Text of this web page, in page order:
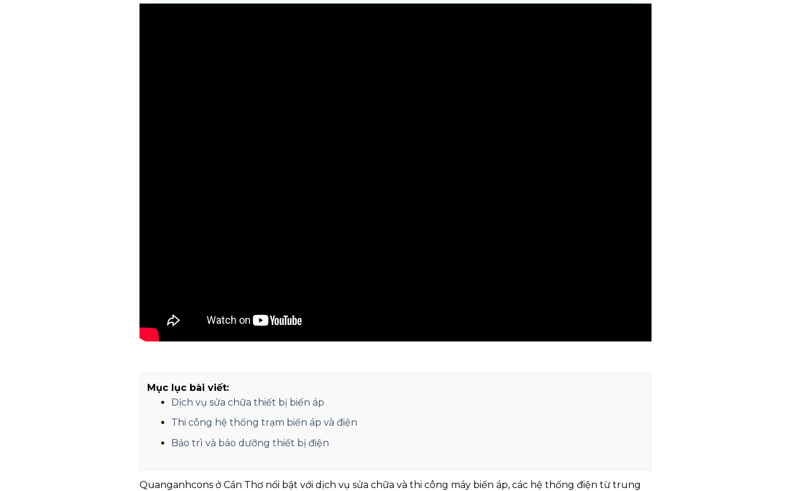
Mục lục bài viết:
Dịch vụ sửa chữa thiết bị biến áp
Thi công hệ thống trạm biến áp và điện
Bảo trì và bảo dưỡng thiết bị điện
Quanganhcons ở Cần Thơ nổi bật với dịch vụ sửa chữa và thi công máy biến áp, các hệ thống điện từ trung